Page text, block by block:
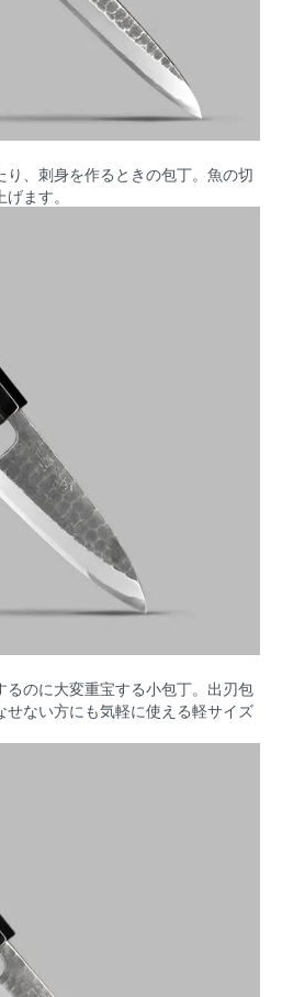
、刺身を作るときの包丁。魚の切
ます。
のに大変重宝する小包丁。出刃包
ない方にも気軽に使える軽サイズ